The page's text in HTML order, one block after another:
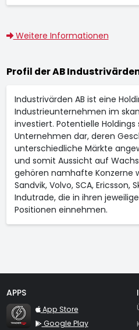
Weitere Informationen
Profil der AB
Industrivärden AB ist eine
Industrieunternehmen im
investiert. Potentielle
Unternehmen dar, deren
unterschiedliche Märkte
und somit Aussicht auf
gehören namhafte Konzerne
Sandvik, Volvo, SCA, Ericsson,
Indutrade, die in ihren
Positionen einnehmen.
APPS
TraderFox Flash
App Store
Google Play